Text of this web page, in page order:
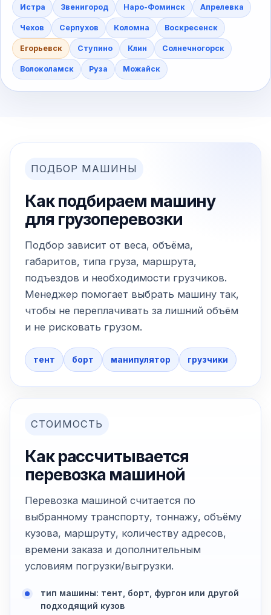
Истра Звенигород Наро-Фоминск Апрелевка
Чехов Серпухов Коломна Воскресенск
Егорьевск Ступино Клин Солнечногорск
Волоколамск Руза Можайск
ПОДБОР МАШИНЫ
Как подбираем машину
для грузоперевозки
Подбор зависит от веса, объёма,
габаритов, типа груза, маршрута,
подъездов и необходимости грузчиков.
Менеджер помогает выбрать машину так,
чтобы не переплачивать за лишний объём
и не рисковать грузом.
тент борт манипулятор грузчики
СТОИМОСТЬ
Как рассчитывается
перевозка машиной
Перевозка машиной считается по
выбранному транспорту, тоннажу, объёму
кузова, маршруту, количеству адресов,
времени заказа и дополнительным
условиям погрузки/выгрузки.
тип машины: тент, борт, фургон или другой
подходящий кузов